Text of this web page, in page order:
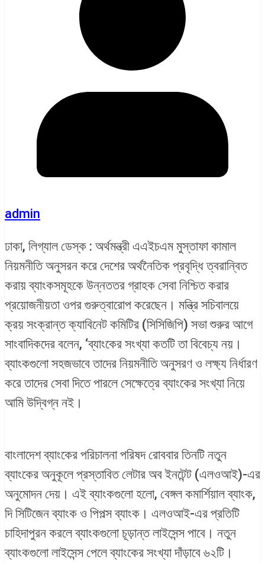
admin
ঢাকা, লিগ্যাল ডেস্ক : অর্থমন্ত্রী এএইচএম মুস্তাফা কামাল
নিয়মনীতি অনুসরন করে দেশের অর্থনৈতিক প্রবৃদ্ধি ত্বরান্বিত
করায় ব্যাংকসমূহকে উন্নততর গ্রাহক সেবা নিশ্চিত করার
প্রয়োজনীয়তা ওপর গুরুত্বারোপ করেছেন। মন্ত্রি সচিবালয়ে
ক্রয় সংক্রান্ত ক্যাবিনেট কমিটির (সিসিজিপি) সভা শুরুর আগে
সাংবাদিকদের বলেন, ‘ব্যাংকের সংখ্যা কতটি তা বিবেচ্য নয়।
ব্যাংকগুলো সহজভাবে তাদের নিয়মনীতি অনুসরণ ও লক্ষ্য নির্ধারণ
করে তাদের সেবা দিতে পারলে সেক্ষেত্রে ব্যাংকের সংখ্যা নিয়ে
আমি উদ্বিগ্ন নই।
বাংলাদেশ ব্যাংকের পরিচালনা পরিষদ রোববার তিনটি নতুন
ব্যাংকের অনুকূলে প্রস্তাবিত লেটার অব ইনটেন্ট (এলওআই)-এর
অনুমোদন দেয়। এই ব্যাংকগুলো হলো, বেঙ্গল কমার্শিয়াল ব্যাংক,
দি সিটিজেন ব্যাংক ও পিপল্স ব্যাংক। এলওআই-এর প্রতিটি
চাহিদাপুরন করলে ব্যাংকগুলো চূড়ান্ত লাইসেন্স পাবে। নতুন
ব্যাংকগুলো লাইসেন্স পেলে ব্যাংকের সংখ্যা দাঁড়াবে ৬২টি।